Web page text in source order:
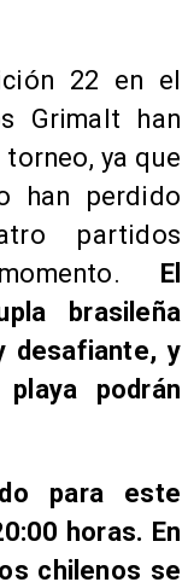
22 en el
Grimalt han
ya que
han perdido
partidos
El
brasileña
desafiante, y
podrán
para este
horas. En
chilenos se